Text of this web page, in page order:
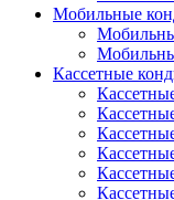
Мобильные
Кассетные